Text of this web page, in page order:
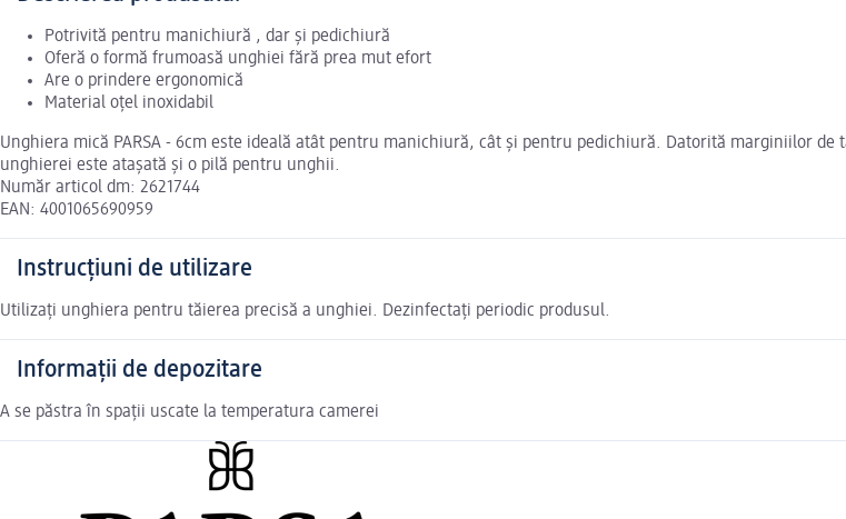
Potrivită pentru manichiură , dar și pedichiură
Oferă o formă frumoasă unghiei fără prea mut efort
Are o prindere ergonomică
Material oțel inoxidabil
Unghiera mică PARSA - 6cm este ideală atât pentru manichiură, cât și pentru pedichiură. Datorită marginiilor
unghierei este atașată și o pilă pentru unghii.
Număr articol dm: 2621744
EAN: 4001065690959
Instrucțiuni de utilizare
Utilizați unghiera pentru tăierea precisă a unghiei. Dezinfectați periodic produsul.
Informații de depozitare
A se păstra în spații uscate la temperatura camerei